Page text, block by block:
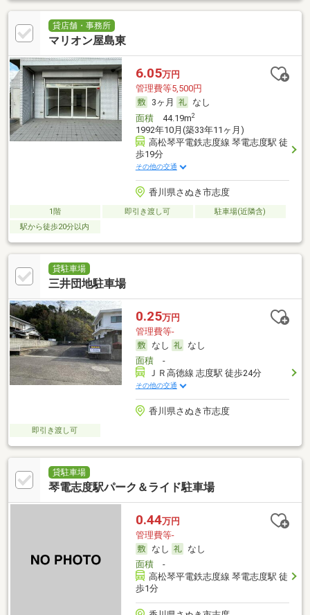
貸店舗・事務所
マリオン屋島東
6.05万円
管理費等5,500円
3ヶ月
なし
面積44.19m2
1992年10月(築33年11ヶ月)
高松琴平電鉄志度線 琴電志度駅 徒
歩19分
その他の交通
香川県さぬき市志度
1階 即引き渡し可
駐車場(近隣含)
駅から徒歩20分以内
貸駐車場
三井団地駐車場
0.25万円
管理費等-
なし
なし
面積-
ＪＲ高徳線 志度駅 徒歩24分
その他の交通
香川県さぬき市志度
即引き渡し可
貸駐車場
琴電志度駅パーク＆ライド駐車場
0.44万円
管理費等-
なし
なし
面積-
高松琴平電鉄志度線 琴電志度駅 徒
歩1分